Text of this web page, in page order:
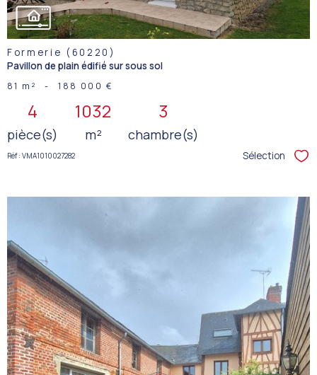
Formerie (60220)
Pavillon de plain édifié sur sous sol
81 m² - 188 000 €
4
pièce(s)
1032
m²
3
chambre(s)
Réf : VMA1010027282 Sélection